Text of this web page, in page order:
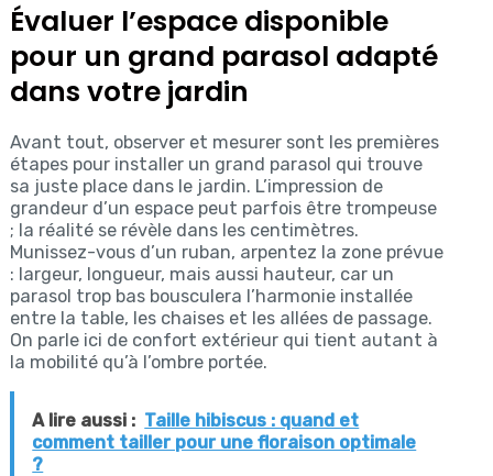
Évaluer l’espace disponible
pour un grand parasol adapté
dans votre jardin
Avant tout, observer et mesurer sont les premières
étapes pour installer un grand parasol qui trouve
sa juste place dans le jardin. L’impression de
grandeur d’un espace peut parfois être trompeuse
; la réalité se révèle dans les centimètres.
Munissez-vous d’un ruban, arpentez la zone prévue
: largeur, longueur, mais aussi hauteur, car un
parasol trop bas bousculera l’harmonie installée
entre la table, les chaises et les allées de passage.
On parle ici de confort extérieur qui tient autant à
la mobilité qu’à l’ombre portée.
A lire aussi : Taille hibiscus : quand et
comment tailler pour une floraison optimale
?